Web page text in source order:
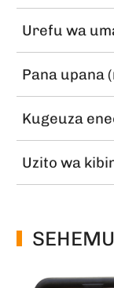
Urefu wa
Pana upana
Kugeuza
Uzito wa